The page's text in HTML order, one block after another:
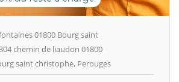
01800 Bourg saint
chemin de liaudon 01800
saint christophe, Perouges